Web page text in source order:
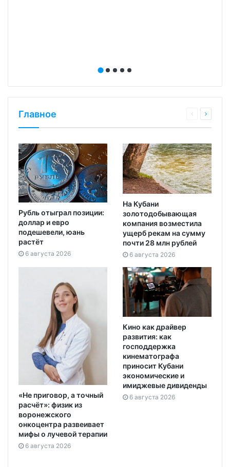
Главное
Рубль отыграл позиции:
доллар и евро
подешевели, юань
растёт
6 августа 2026
На Кубани
золотодобывающая
компания возместила
ущерб рекам на сумму
почти 28 млн рублей
6 августа 2026
«Не приговор, а точный
расчёт»: физик из
воронежского
онкоцентра развеивает
мифы о лучевой терапии
6 августа 2026
Кино как драйвер
развития: как
господдержка
кинематографа
приносит Кубани
экономические и
имиджевые дивиденды
6 августа 2026